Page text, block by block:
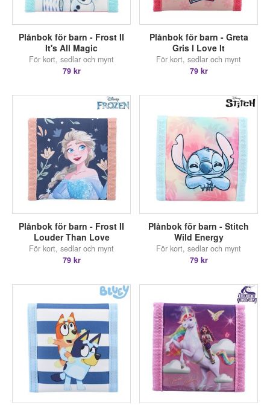
Plånbok för barn - Frost II
It's All Magic
För kort, sedlar och mynt
79 kr
Plånbok för barn - Greta
Gris I Love It
För kort, sedlar och mynt
79 kr
Plånbok för barn - Frost II
Louder Than Love
För kort, sedlar och mynt
79 kr
Plånbok för barn - Stitch
Wild Energy
För kort, sedlar och mynt
79 kr